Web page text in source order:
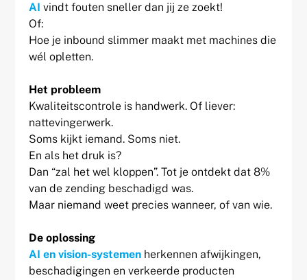
AI vindt fouten sneller dan jij ze zoekt!
Of:
Hoe je inbound slimmer maakt met machines die
wél opletten.
Het probleem
Kwaliteitscontrole is handwerk. Of liever:
nattevingerwerk.
Soms kijkt iemand. Soms niet.
En als het druk is?
Dan “zal het wel kloppen”. Tot je ontdekt dat 8%
van de zending beschadigd was.
Maar niemand weet precies wanneer, of van wie.
De oplossing
AI en vision-systemen herkennen afwijkingen,
beschadigingen en verkeerde producten